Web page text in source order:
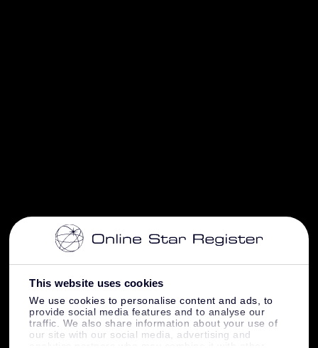
This website uses cookies
We use cookies to personalise content and ads, to
provide social media features and to analyse our
traffic. We also share information about your use of
our site with our social media, advertising and